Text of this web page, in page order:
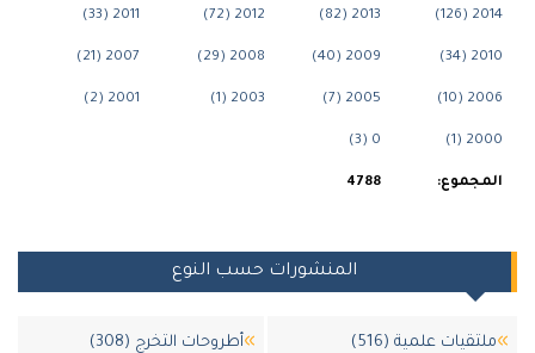
2014 (126)
2013 (82)
2012 (72)
2011 (33)
2010 (34)
2009 (40)
2008 (29)
2007 (21)
2006 (10)
2005 (7)
2003 (1)
2001 (2)
2000 (1)
0 (3)
المجموع: 4788
المنشورات حسب النوع
ملتقيات علمية (516) أطروحات التخرج (308)